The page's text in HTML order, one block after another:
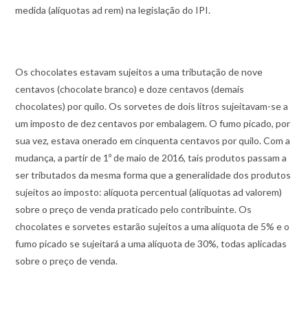
medida (alíquotas ad rem) na legislação do IPI.
Os chocolates estavam sujeitos a uma tributação de nove
centavos (chocolate branco) e doze centavos (demais
chocolates) por quilo. Os sorvetes de dois litros sujeitavam-se a
um imposto de dez centavos por embalagem. O fumo picado, por
sua vez, estava onerado em cinquenta centavos por quilo. Com a
mudança, a partir de 1º de maio de 2016, tais produtos passam a
ser tributados da mesma forma que a generalidade dos produtos
sujeitos ao imposto: alíquota percentual (alíquotas ad valorem)
sobre o preço de venda praticado pelo contribuinte. Os
chocolates e sorvetes estarão sujeitos a uma alíquota de 5% e o
fumo picado se sujeitará a uma alíquota de 30%, todas aplicadas
sobre o preço de venda.